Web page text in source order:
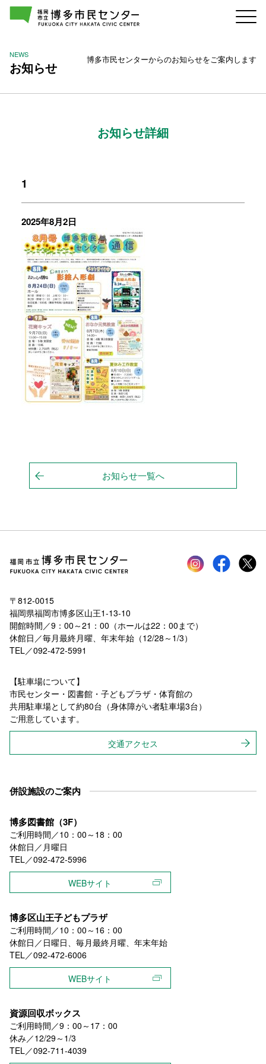
NEWS
お知らせ 博多市民センターからのお知らせをご案内します
お知らせ詳細
1
2025年8月2日
お知らせ一覧へ
Instagramfacebook
〒812-0015
福岡県福岡市博多区山王1-13-10
開館時間／9：00～21：00（ホールは22：00まで）
休館日／毎月最終月曜、年末年始（12/28～1/3）
TEL／092-472-5991
【駐車場について】
市民センター・図書館・子どもプラザ・体育館の
共用駐車場として約80台（身体障がい者駐車場3台）
ご用意しています。
交通アクセス
併設施設のご案内
博多図書館（3F）
ご利用時間／10：00～18：00
休館日／月曜日
TEL／092-472-5996
WEBサイト
博多区山王子どもプラザ
ご利用時間／10：00～16：00
休館日／日曜日、毎月最終月曜、年末年始
TEL／092-472-6006
WEBサイト
資源回収ボックス
ご利用時間／9：00～17：00
休み／12/29～1/3
TEL／092-711-4039